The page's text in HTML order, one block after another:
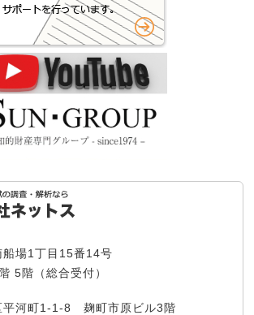
船場1丁目15番14号
5階（総合受付）
平河町1-1-8
麹町市原ビル3階